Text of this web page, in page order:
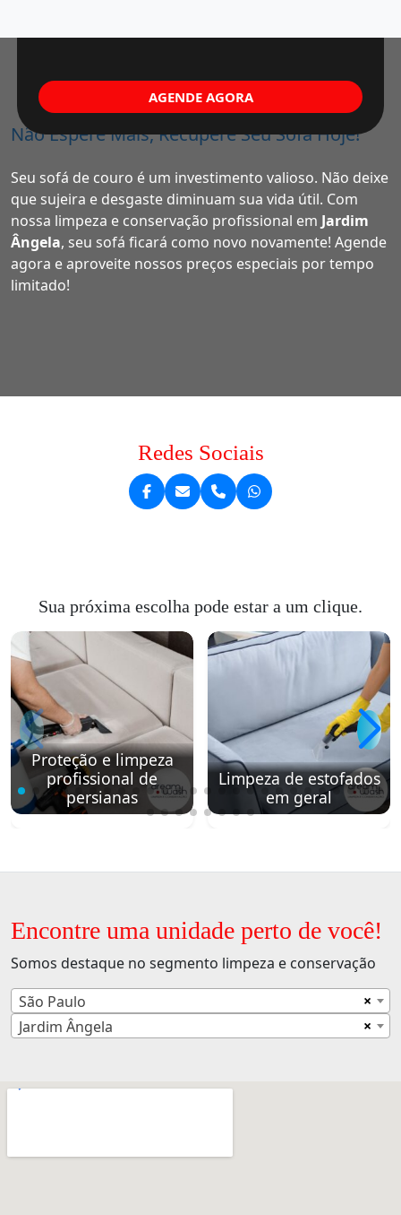
Não Espere Mais, Recupere Seu Sofá Hoje!
Seu sofá de couro é um investimento valioso. Não deixe
que sujeira e desgaste diminuam sua vida útil. Com
nossa limpeza e conservação profissional em Jardim
Ângela, seu sofá ficará como novo novamente! Agende
agora e aproveite nossos preços especiais por tempo
limitado!
AGENDE AGORA
Redes Sociais
Sua próxima escolha pode estar a um clique.
Proteção e limpeza
profissional de
persianas
Limpeza de estofados
em geral
Encontre uma unidade perto de você!
Somos destaque no segmento limpeza e conservação
×
São Paulo
×
Jardim Ângela